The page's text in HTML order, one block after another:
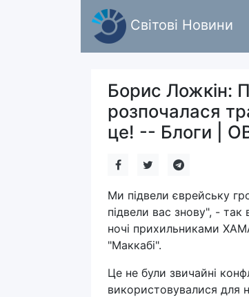
Світові Новини
Борис Ложкін:
розпочалася
це! -- Блоги |
Ми підвели єврейську
підвели вас знову", -
ночі прихильниками
"Маккабі".
Це не були звичайні
використовувалися для